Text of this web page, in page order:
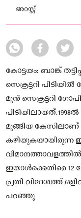
അറസ്റ്റ്
കോട്ടയം: ബാങ്ക്
സെക്രട്ടറി
മുൻ സെക്രട്ടറി
മുങ്ങിയ കേസിലാണ്
കഴിയുകയായിരുന്ന
ഇയാൾക്കെതിരെ
പ്രതി വിദേശത്ത്
പറഞ്ഞു